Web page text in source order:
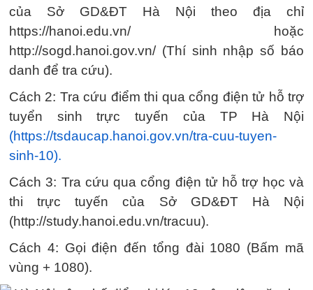
của Sở GD&ĐT Hà Nội theo địa chỉ
https://hanoi.edu.vn/ hoặc
http://sogd.hanoi.gov.vn/ (Thí sinh nhập số báo
danh để tra cứu).
Cách 2: Tra cứu điểm thi qua cổng điện tử hỗ trợ
tuyển sinh trực tuyến của TP Hà Nội
(https://tsdaucap.hanoi.gov.vn/tra-cuu-tuyen-
sinh-10).
Cách 3: Tra cứu qua cổng điện tử hỗ trợ học và
thi trực tuyến của Sở GD&ĐT Hà Nội
(http://study.hanoi.edu.vn/tracuu).
Cách 4: Gọi điện đến tổng đài 1080 (Bấm mã
vùng + 1080).